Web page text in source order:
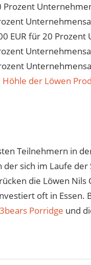
Prozent
EUR für 20
Höhle der Löwen
Teilnehmern in
der sich im Laufe
die Löwen
oft in
3bears Porridge und